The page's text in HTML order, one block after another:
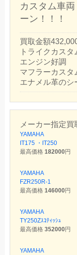
カスタム車
ーン！！！
買取金額
トライクカスタ
エンジン好調
マフラーカスタ
エナメル革のシ
メーカー指定
YAMAHA
IT175 ・IT250
最高価格 182000円
YAMAHA
FZR250R-1
最高価格 146000円
YAMAHA
TY250Zｽｺﾃｨｯｼｭ
最高価格 352000円
YAMAHA